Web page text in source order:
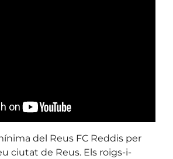
del Reus FC Reddis per
ciutat de Reus. Els roigs-i-